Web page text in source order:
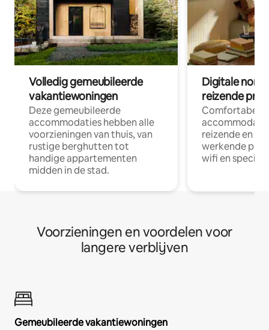
Volledig gemeubileerde
vakantiewoningen
Deze gemeubileerde
accommodaties hebben alle
voorzieningen van thuis, van
rustige berghutten tot
handige appartementen
midden in de stad.
Digitale
reizende
Comfortabele
reizende en
werkende
wifi en
Voorzieningen en voordelen voor
langere verblijven
Gemeubileerde vakantiewoningen